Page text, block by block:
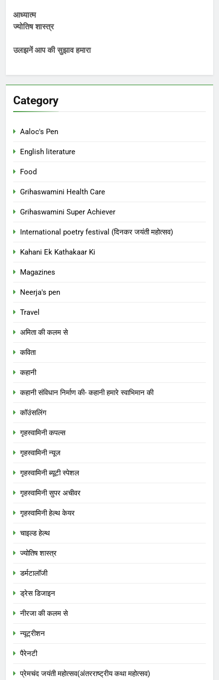
आध्यात्म
ज्योतिष शास्त्र
उलझनें आप की सुझाव हमारा
Category
Aaloc's Pen
English literature
Food
Grihaswamini Health Care
Grihaswamini Super Achiever
International poetry festival (दिनकर जयंती महोत्सव)
Kahani Ek Kathakaar Ki
Magazines
Neerja's pen
Travel
अमिता की कलम से
कविता
कहानी
कहानी संविधान निर्माण की- कहानी हमारे स्वाभिमान की
कॉउंसलिंग
गृहस्वामिनी कपल्स
गृहस्वामिनी न्यूज
गृहस्वामिनी ब्यूटी स्पेशल
गृहस्वामिनी सुपर अचीवर
गृहस्वामिनी हेल्थ केयर
चाइल्ड हेल्थ
ज्योतिष शास्त्र
डर्मटालॉजी
ड्रेस डिजाइन
नीरजा की कलम से
न्यूट्रीशन
पैरेनटी
प्रेमचंद जयंती महोत्सव(अंतरराष्ट्रीय कथा महोत्सव)